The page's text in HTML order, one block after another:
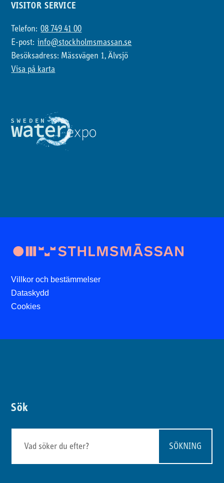
VISITOR SERVICE
Telefon:08 749 41 00
E-post:info@stockholmsmassan.se
Besöksadress: Mässvägen 1, Älvsjö
Visa på karta
Villkor och bestämmelser
Dataskydd
Cookies
Sök
efter: